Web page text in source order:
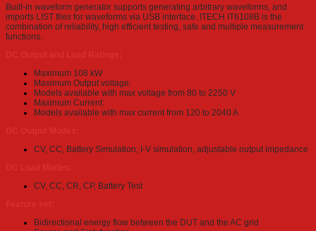
Built-in waveform generator supports generating arbitrary waveforms, and
imports LIST files for waveforms via USB interface. ITECH IT6108B is the
combination of reliability, high efficient testing, safe and multiple measurement
functions.
Maximum 108 kW
Maximum Output voltage:
Models available with max voltage from 80 to 2250 V
Maximum Current:
Models available with max current from 120 to 2040 A
CV, CC, Battery Simulation, I-V simulation, adjustable output impedance
CV, CC, CR, CP, Battery Test
Bidirectional energy flow between the DUT and the AC grid